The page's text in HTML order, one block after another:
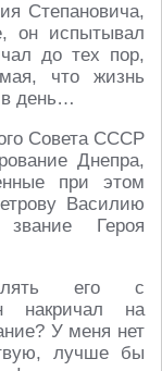
Степановича,
он испытывал
до тех пор,
что жизнь
в день…
Совета СССР
Днепра,
при этом
Василию
Героя
его с
накричал на
У меня нет
лучше бы